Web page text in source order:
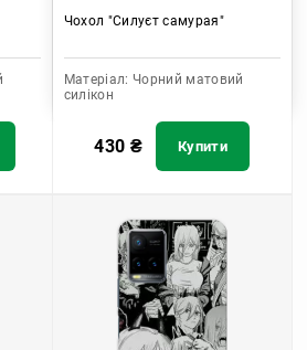
Чохол "Силуєт самурая"
Матеріал: Чорний матовий
силікон
430 ₴ Купити